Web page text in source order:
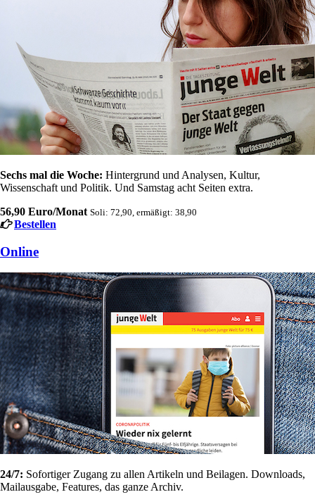
Sechs mal die Woche: Hintergrund und Analysen, Kultur,
Wissenschaft und Politik. Und Samstag acht Seiten extra.
56,90 Euro/Monat Soli: 72,90, ermäßigt: 38,90
Bestellen
Online
24/7: Sofortiger Zugang zu allen Artikeln und Beilagen. Downloads,
Mailausgabe, Features, das ganze Archiv.